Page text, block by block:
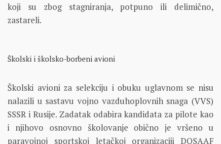
koji su zbog stagniranja, potpuno ili delimično,
zastareli.
Školski i školsko-borbeni avioni
Školski avioni za selekciju i obuku uglavnom se nisu
nalazili u sastavu vojno vazduhoplovnih snaga (VVS)
SSSR i Rusije. Zadatak odabira kandidata za pilote kao
i njihovo osnovno školovanje obično je vršeno u
paravojnoj sportskoj letačkoj organizaciji DOSAAF